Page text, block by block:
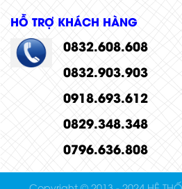
HỖ TRỢ KHÁCH HÀNG
0832.608.608
0832.903.903
0918.693.612
0829.348.348
0796.636.808